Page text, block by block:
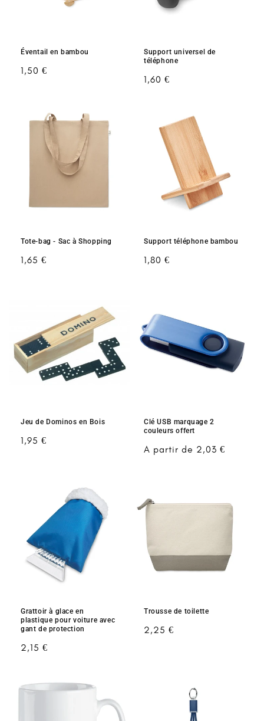
Éventail en bambou
Prix
1,50 €
Support universel de
téléphone
Prix
1,60 €
Tote-bag - Sac à Shopping
Prix
1,65 €
Support téléphone bambou
Prix
1,80 €
Jeu de Dominos en Bois
Prix
1,95 €
Clé USB marquage 2
couleurs offert
Prix
A partir de 2,03 €
Grattoir à glace en
plastique pour voiture avec
gant de protection
Prix
2,15 €
Trousse de toilette
Prix
2,25 €